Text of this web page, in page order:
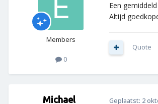
Members
0
Een
Altijd
Quote
Michael Geplaatst: 2